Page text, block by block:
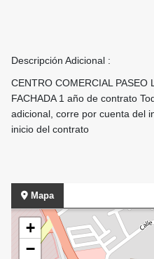
Descripción Adicional :
CENTRO COMERCIAL
FACHADA 1 año de contrato
adicional, corre por cuenta del
inicio del contrato
Mapa
+
−